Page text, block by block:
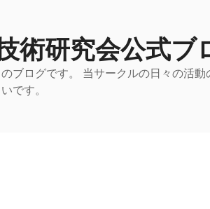
術研究会公式ブ
ブログです。 当サークルの日々の活
です。